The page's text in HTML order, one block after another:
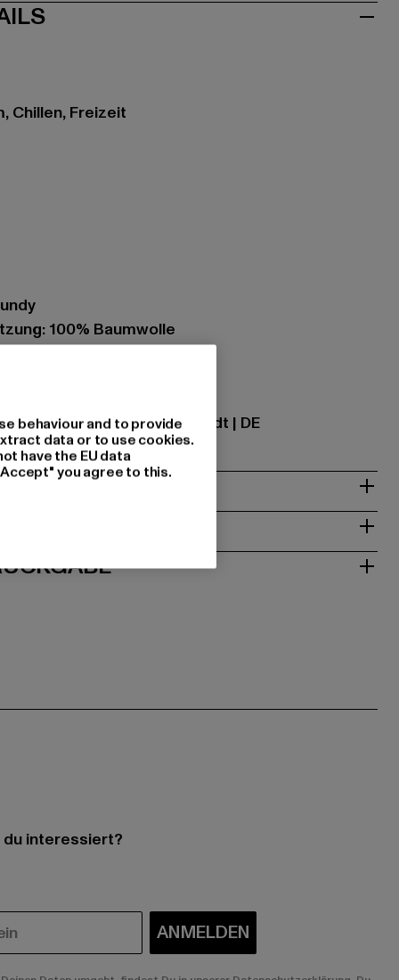
Chillen, Freizeit
100% Baumwolle
GmbH |
7 | 64372 Ober-Ramstadt | DE
PASSFORM
interessiert?
ANMELDEN
behaviour and to provide
data or to use cookies.
have the EU data
you agree to this.